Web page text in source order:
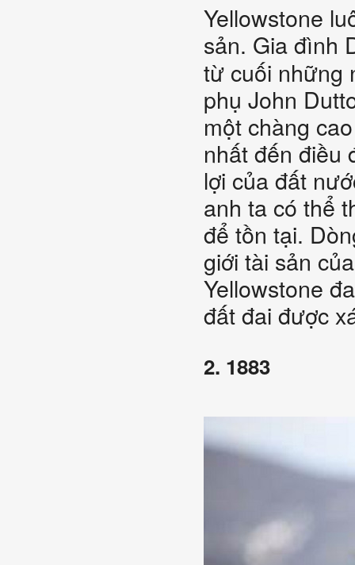
Yellowstone
sản. Gia đình
từ cuối những
phụ John
một chàng
nhất đến điều
lợi của đất
anh ta có thể
để tồn tại.
giới tài sản
Yellowstone
đất đai được
2. 1883